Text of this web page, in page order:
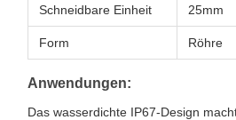
Schneidbare Einheit 25mm
Form Röhre
Anwendungen:
Das wasserdichte IP67-Design